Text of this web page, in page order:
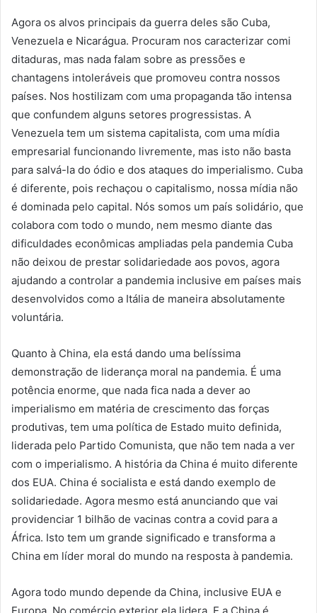
Agora os alvos principais da guerra deles são Cuba,
Venezuela e Nicarágua. Procuram nos caracterizar comi
ditaduras, mas nada falam sobre as pressões e
chantagens intoleráveis que promoveu contra nossos
países. Nos hostilizam com uma propaganda tão intensa
que confundem alguns setores progressistas. A
Venezuela tem um sistema capitalista, com uma mídia
empresarial funcionando livremente, mas isto não basta
para salvá-la do ódio e dos ataques do imperialismo. Cuba
é diferente, pois rechaçou o capitalismo, nossa mídia não
é dominada pelo capital. Nós somos um país solidário, que
colabora com todo o mundo, nem mesmo diante das
dificuldades econômicas ampliadas pela pandemia Cuba
não deixou de prestar solidariedade aos povos, agora
ajudando a controlar a pandemia inclusive em países mais
desenvolvidos como a Itália de maneira absolutamente
voluntária.
Quanto à China, ela está dando uma belíssima
demonstração de liderança moral na pandemia. É uma
potência enorme, que nada fica nada a dever ao
imperialismo em matéria de crescimento das forças
produtivas, tem uma política de Estado muito definida,
liderada pelo Partido Comunista, que não tem nada a ver
com o imperialismo. A história da China é muito diferente
dos EUA. China é socialista e está dando exemplo de
solidariedade. Agora mesmo está anunciando que vai
providenciar 1 bilhão de vacinas contra a covid para a
África. Isto tem um grande significado e transforma a
China em líder moral do mundo na resposta à pandemia.
Agora todo mundo depende da China, inclusive EUA e